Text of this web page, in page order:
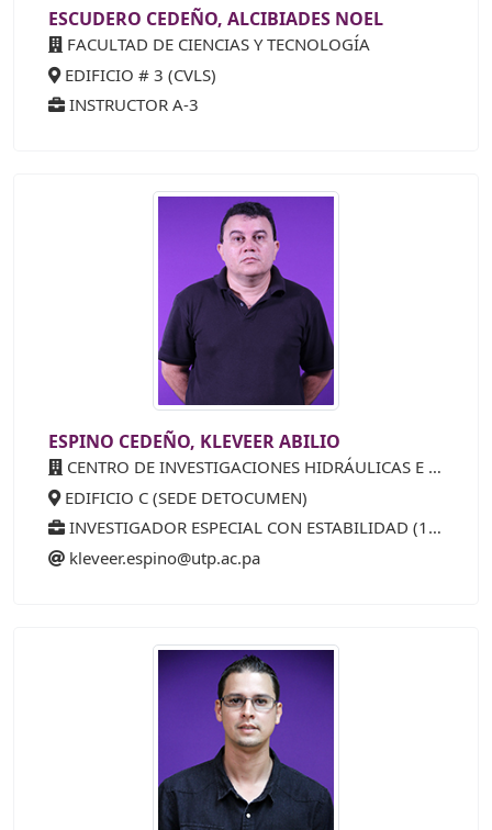
ESCUDERO CEDEÑO, ALCIBIADES NOEL
FACULTAD DE CIENCIAS Y TECNOLOGÍA
EDIFICIO # 3 (CVLS)
INSTRUCTOR A-3
ESPINO CEDEÑO, KLEVEER ABILIO
CENTRO DE INVESTIGACIONES HIDRÁULICAS E HIDROTÉCNICAS
EDIFICIO C (SEDE DETOCUMEN)
INVESTIGADOR ESPECIAL CON ESTABILIDAD (15 AÑOS) 25%
kleveer.espino@utp.ac.pa